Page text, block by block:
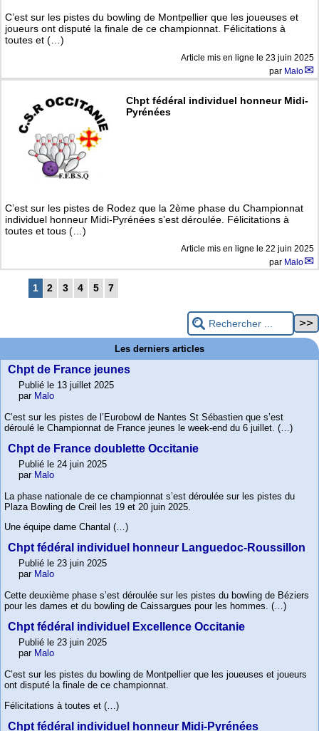
C’est sur les pistes du bowling de Montpellier que les joueuses et
joueurs ont disputé la finale de ce championnat. Félicitations à
toutes et (…)
Article mis en ligne le 23 juin 2025
par Malo
Chpt fédéral individuel honneur Midi-
Pyrénées
C’est sur les pistes de Rodez que la 2ème phase du Championnat
individuel honneur Midi-Pyrénées s’est déroulée. Félicitations à
toutes et tous (…)
Article mis en ligne le 22 juin 2025
par Malo
1 2 3 4 5 7
Les derniers articles
Chpt de France jeunes
Publié le 13 juillet 2025
par Malo
C’est sur les pistes de l’Eurobowl de Nantes St Sébastien que s’est
déroulé le Championnat de France jeunes le week-end du 6 juillet. (…)
Chpt de France doublette Occitanie
Publié le 24 juin 2025
par Malo
La phase nationale de ce championnat s’est déroulée sur les pistes du
Plaza Bowling de Creil les 19 et 20 juin 2025.
Une équipe dame Chantal (…)
Chpt fédéral individuel honneur Languedoc-Roussillon
Publié le 23 juin 2025
par Malo
Cette deuxième phase s’est déroulée sur les pistes du bowling de Béziers
pour les dames et du bowling de Caissargues pour les hommes. (…)
Chpt fédéral individuel Excellence Occitanie
Publié le 23 juin 2025
par Malo
C’est sur les pistes du bowling de Montpellier que les joueuses et joueurs
ont disputé la finale de ce championnat.
Félicitations à toutes et (…)
Chpt fédéral individuel honneur Midi-Pyrénées